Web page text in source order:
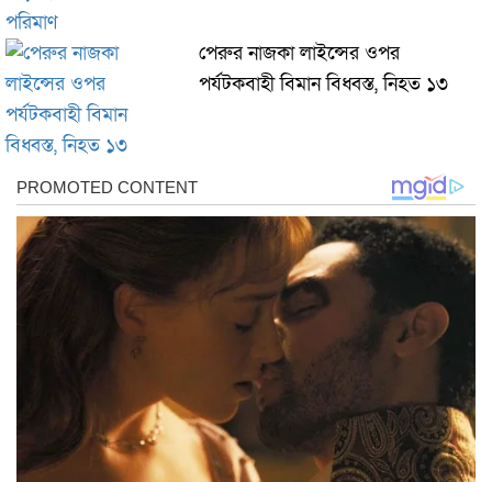
পেরুর নাজকা লাইন্সের ওপর
পর্যটকবাহী বিমান বিধ্বস্ত, নিহত ১৩